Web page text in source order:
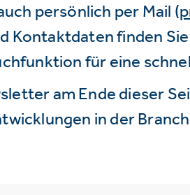
persönlich per Mail (
Kontaktdaten finden
für eine
am Ende dieser
in der